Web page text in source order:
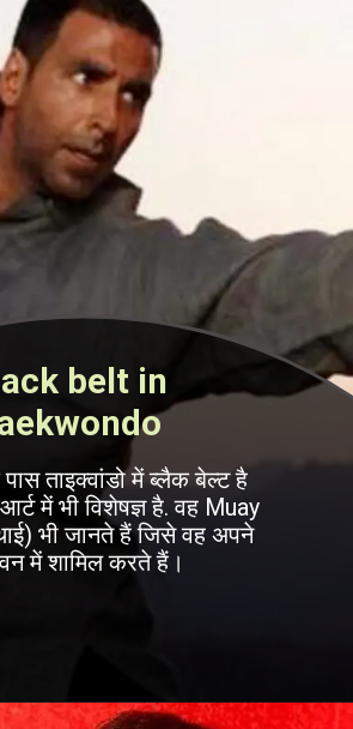
ताइक्वांडो में ब्लैक बेल्ट है
में भी विशेषज्ञ है. वह Muay
भी जानते हैं जिसे वह अपने
में शामिल करते हैं।
belt in